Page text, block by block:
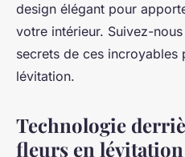
design élégant pour
votre intérieur. Suivez-
secrets de ces incroyables
lévitation.
Technologie
fleurs en lévitation